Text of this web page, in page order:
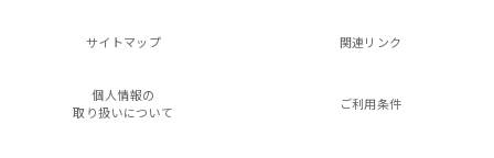
サイトマップ 関連リンク
個人情報の
取り扱いについて
ご利用条件